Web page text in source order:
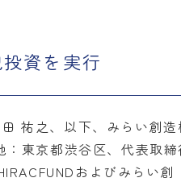
資を実行
祐之、以下、みらい創
東京都渋谷区、代表取
およびみらい創